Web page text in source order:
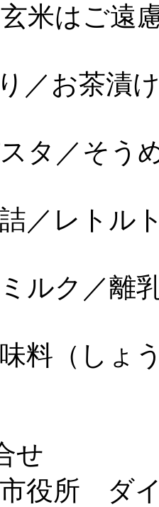
米はご遠
／お茶漬
タ／そう
レトル
ルク／離
（しょ
せ
役所 ダイ